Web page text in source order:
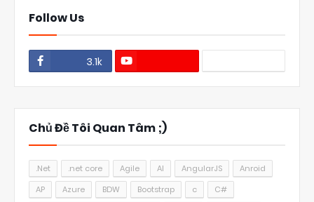
Follow Us
3.1k
Chủ Đề Tôi Quan Tâm ;)
.Net .net core Agile AI AngularJS
Anroid
AP
Azure BDW Bootstrap c
C#